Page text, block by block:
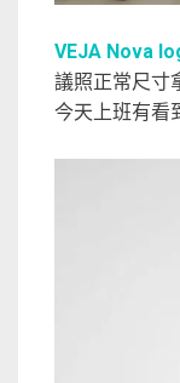
VEJA Nova
議照正常尺寸
今天上班有看